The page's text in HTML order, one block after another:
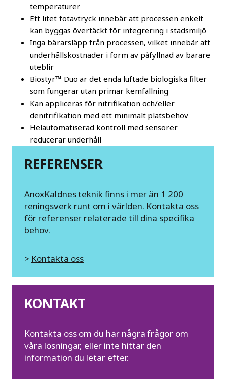
temperaturer
Ett litet fotavtryck innebär att processen enkelt
kan byggas övertäckt för integrering i stadsmiljö
Inga bärarsläpp från processen, vilket innebär att
underhållskostnader i form av påfyllnad av bärare
uteblir
Biostyr™ Duo är det enda luftade biologiska filter
som fungerar utan primär kemfällning
Kan appliceras för nitrifikation och/eller
denitrifikation med ett minimalt platsbehov
Helautomatiserad kontroll med sensorer
reducerar underhåll
REFERENSER
AnoxKaldnes teknik finns i mer än 1 200
reningsverk runt om i världen. Kontakta oss
för referenser relaterade till dina specifika
behov.
> Kontakta oss
KONTAKT
Kontakta oss om du har några frågor om
våra lösningar, eller inte hittar den
information du letar efter.